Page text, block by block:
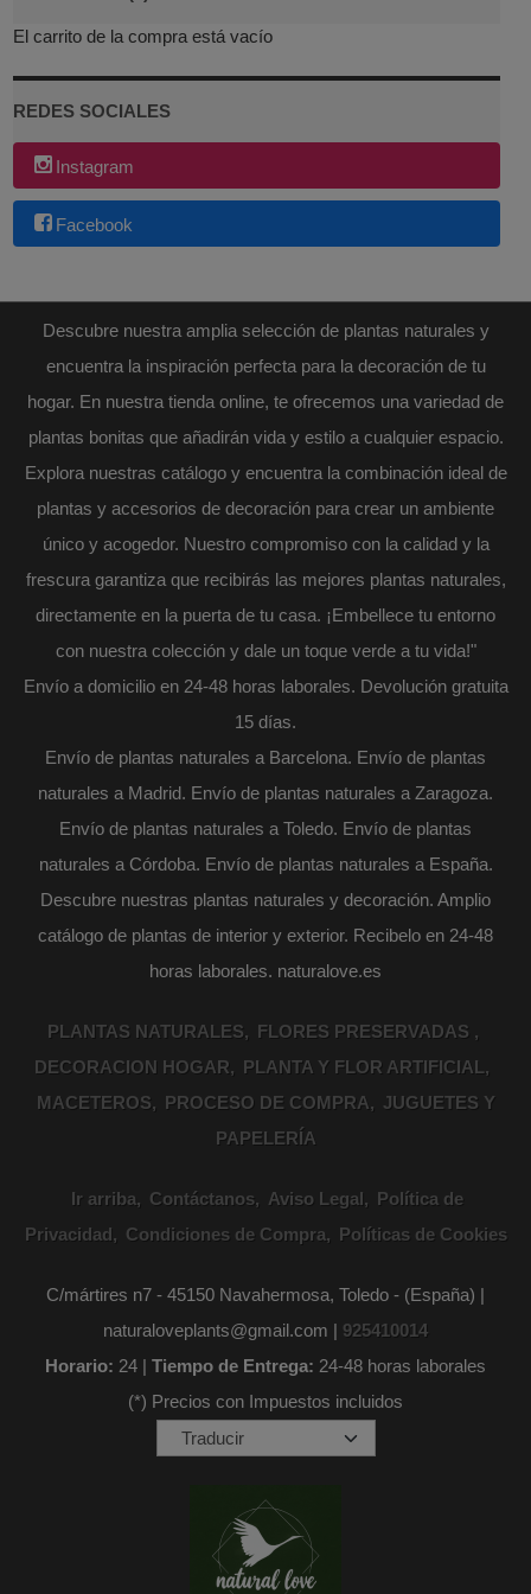
El carrito de la compra está vacío
REDES SOCIALES
Instagram
Facebook
Descubre nuestra amplia selección de plantas naturales y
encuentra la inspiración perfecta para la decoración de tu
hogar. En nuestra tienda online, te ofrecemos una variedad de
plantas bonitas que añadirán vida y estilo a cualquier espacio.
Explora nuestras catálogo y encuentra la combinación ideal de
plantas y accesorios de decoración para crear un ambiente
único y acogedor. Nuestro compromiso con la calidad y la
frescura garantiza que recibirás las mejores plantas naturales,
directamente en la puerta de tu casa. ¡Embellece tu entorno
con nuestra colección y dale un toque verde a tu vida!"
Envío a domicilio en 24-48 horas laborales. Devolución gratuita
15 días.
Envío de plantas naturales a Barcelona. Envío de plantas
naturales a Madrid. Envío de plantas naturales a Zaragoza.
Envío de plantas naturales a Toledo. Envío de plantas
naturales a Córdoba. Envío de plantas naturales a España.
Descubre nuestras plantas naturales y decoración. Amplio
catálogo de plantas de interior y exterior. Recibelo en 24-48
horas laborales. naturalove.es
PLANTAS NATURALES
FLORES PRESERVADAS
DECORACION HOGAR
PLANTA Y FLOR ARTIFICIAL
MACETEROS
PROCESO DE COMPRA
JUGUETES Y
PAPELERÍA
Ir arriba Contáctanos Aviso Legal
Política de
Privacidad
Condiciones de Compra Políticas de Cookies
C/mártires n7 - 45150 Navahermosa, Toledo - (España) |
naturaloveplants@gmail.com | 925410014
Horario: 24 | Tiempo de Entrega: 24-48 horas laborales
(*) Precios con Impuestos incluidos